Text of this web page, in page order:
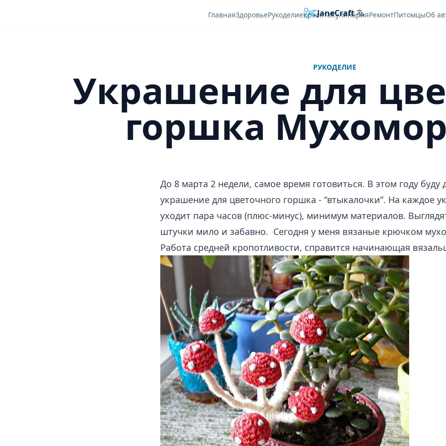
JaneCraft Languages
ГлавнаяЗдоровьеРукоделиеКрасотаКулинарияРемонтПитомцыОб
РУКОДЕЛИЕ
Украшение для
горшка
До 8 марта 2 недели, самое время готовиться. В этом году буду
украшение для цветочного горшка - “втыкалочки”. На каждое
уходит пара часов (плюс-минус), минимум материалов.
штучки мило и забавно. Сегодня у меня вязаные крючком
Работа средней кропотливости, справится начинающая